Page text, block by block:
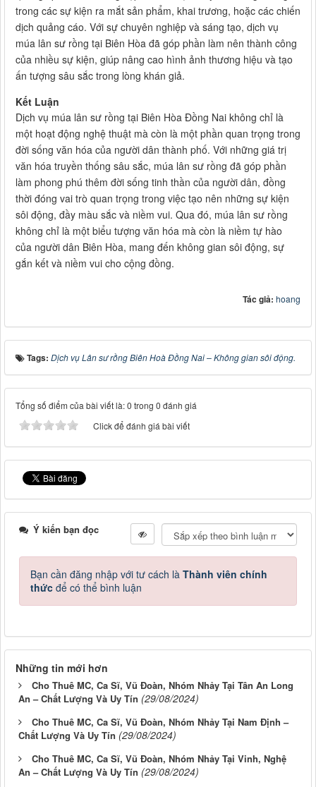
trong các sự kiện ra mắt sản phẩm, khai trương, hoặc các chiến
dịch quảng cáo. Với sự chuyên nghiệp và sáng tạo, dịch vụ
múa lân sư rồng tại Biên Hòa đã góp phần làm nên thành công
của nhiều sự kiện, giúp nâng cao hình ảnh thương hiệu và tạo
ấn tượng sâu sắc trong lòng khán giả.
Kết Luận
Dịch vụ múa lân sư rồng tại Biên Hòa Đồng Nai không chỉ là
một hoạt động nghệ thuật mà còn là một phần quan trọng trong
đời sống văn hóa của người dân thành phố. Với những giá trị
văn hóa truyền thống sâu sắc, múa lân sư rồng đã góp phần
làm phong phú thêm đời sống tinh thần của người dân, đồng
thời đóng vai trò quan trọng trong việc tạo nên những sự kiện
sôi động, đầy màu sắc và niềm vui. Qua đó, múa lân sư rồng
không chỉ là một biểu tượng văn hóa mà còn là niềm tự hào
của người dân Biên Hòa, mang đến không gian sôi động, sự
gắn kết và niềm vui cho cộng đồng.
Tác giả: hoang
Tags: Dịch vụ Lân sư rồng Biên Hoà Đồng Nai – Không gian sôi động.
Tổng số điểm của bài viết là: 0 trong 0 đánh giá
Click để đánh giá bài viết
Ý kiến bạn đọc
Bạn cần đăng nhập với tư cách là Thành viên chính
thức để có thể bình luận
Những tin mới hơn
Cho Thuê MC, Ca Sĩ, Vũ Đoàn, Nhóm Nhảy Tại Tân An Long
An – Chất Lượng Và Uy Tín (29/08/2024)
Cho Thuê MC, Ca Sĩ, Vũ Đoàn, Nhóm Nhảy Tại Nam Định –
Chất Lượng Và Uy Tín (29/08/2024)
Cho Thuê MC, Ca Sĩ, Vũ Đoàn, Nhóm Nhảy Tại Vinh, Nghệ
An – Chất Lượng Và Uy Tín (29/08/2024)